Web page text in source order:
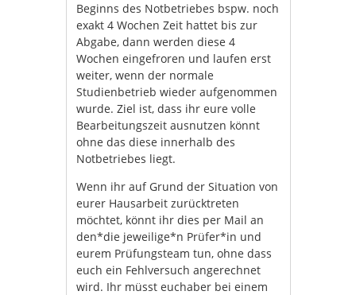
Beginns des Notbetriebes bspw. noch
exakt 4 Wochen Zeit hattet bis zur
Abgabe, dann werden diese 4
Wochen eingefroren und laufen erst
weiter, wenn der normale
Studienbetrieb wieder aufgenommen
wurde. Ziel ist, dass ihr eure volle
Bearbeitungszeit ausnutzen könnt
ohne das diese innerhalb des
Notbetriebes liegt.
Wenn ihr auf Grund der Situation von
eurer Hausarbeit zurücktreten
möchtet, könnt ihr dies per Mail an
den*die jeweilige*n Prüfer*in und
eurem Prüfungsteam tun, ohne dass
euch ein Fehlversuch angerechnet
wird. Ihr müsst euchaber bei einem